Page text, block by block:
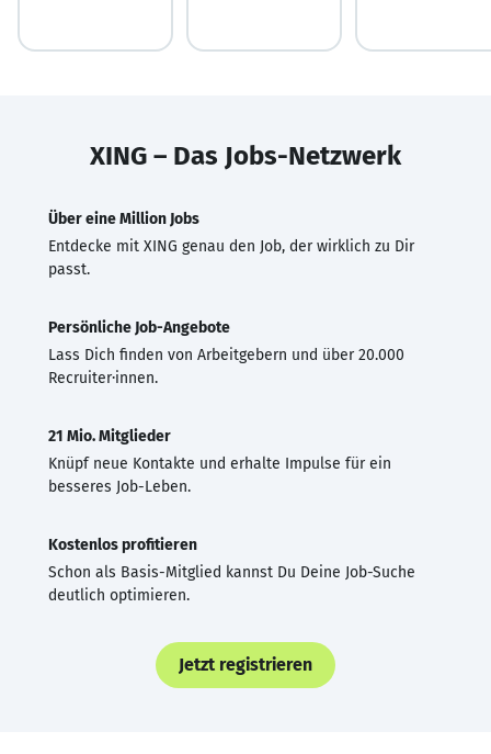
XING – Das Jobs-Netzwerk
Über eine Million Jobs
Entdecke mit XING genau den Job, der wirklich zu Dir
passt.
Persönliche Job-Angebote
Lass Dich finden von Arbeitgebern und über 20.000
Recruiter·innen.
21 Mio. Mitglieder
Knüpf neue Kontakte und erhalte Impulse für ein
besseres Job-Leben.
Kostenlos profitieren
Schon als Basis-Mitglied kannst Du Deine Job-Suche
deutlich optimieren.
Jetzt registrieren